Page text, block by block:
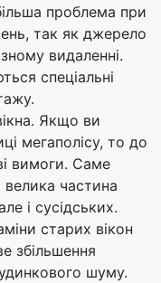
проблема при
так як джерело
видаленні.
спеціальні
Якщо ви
мегаполісу, то до
вимоги. Саме
частина
і сусідських.
старих вікон
збільшення
шуму.